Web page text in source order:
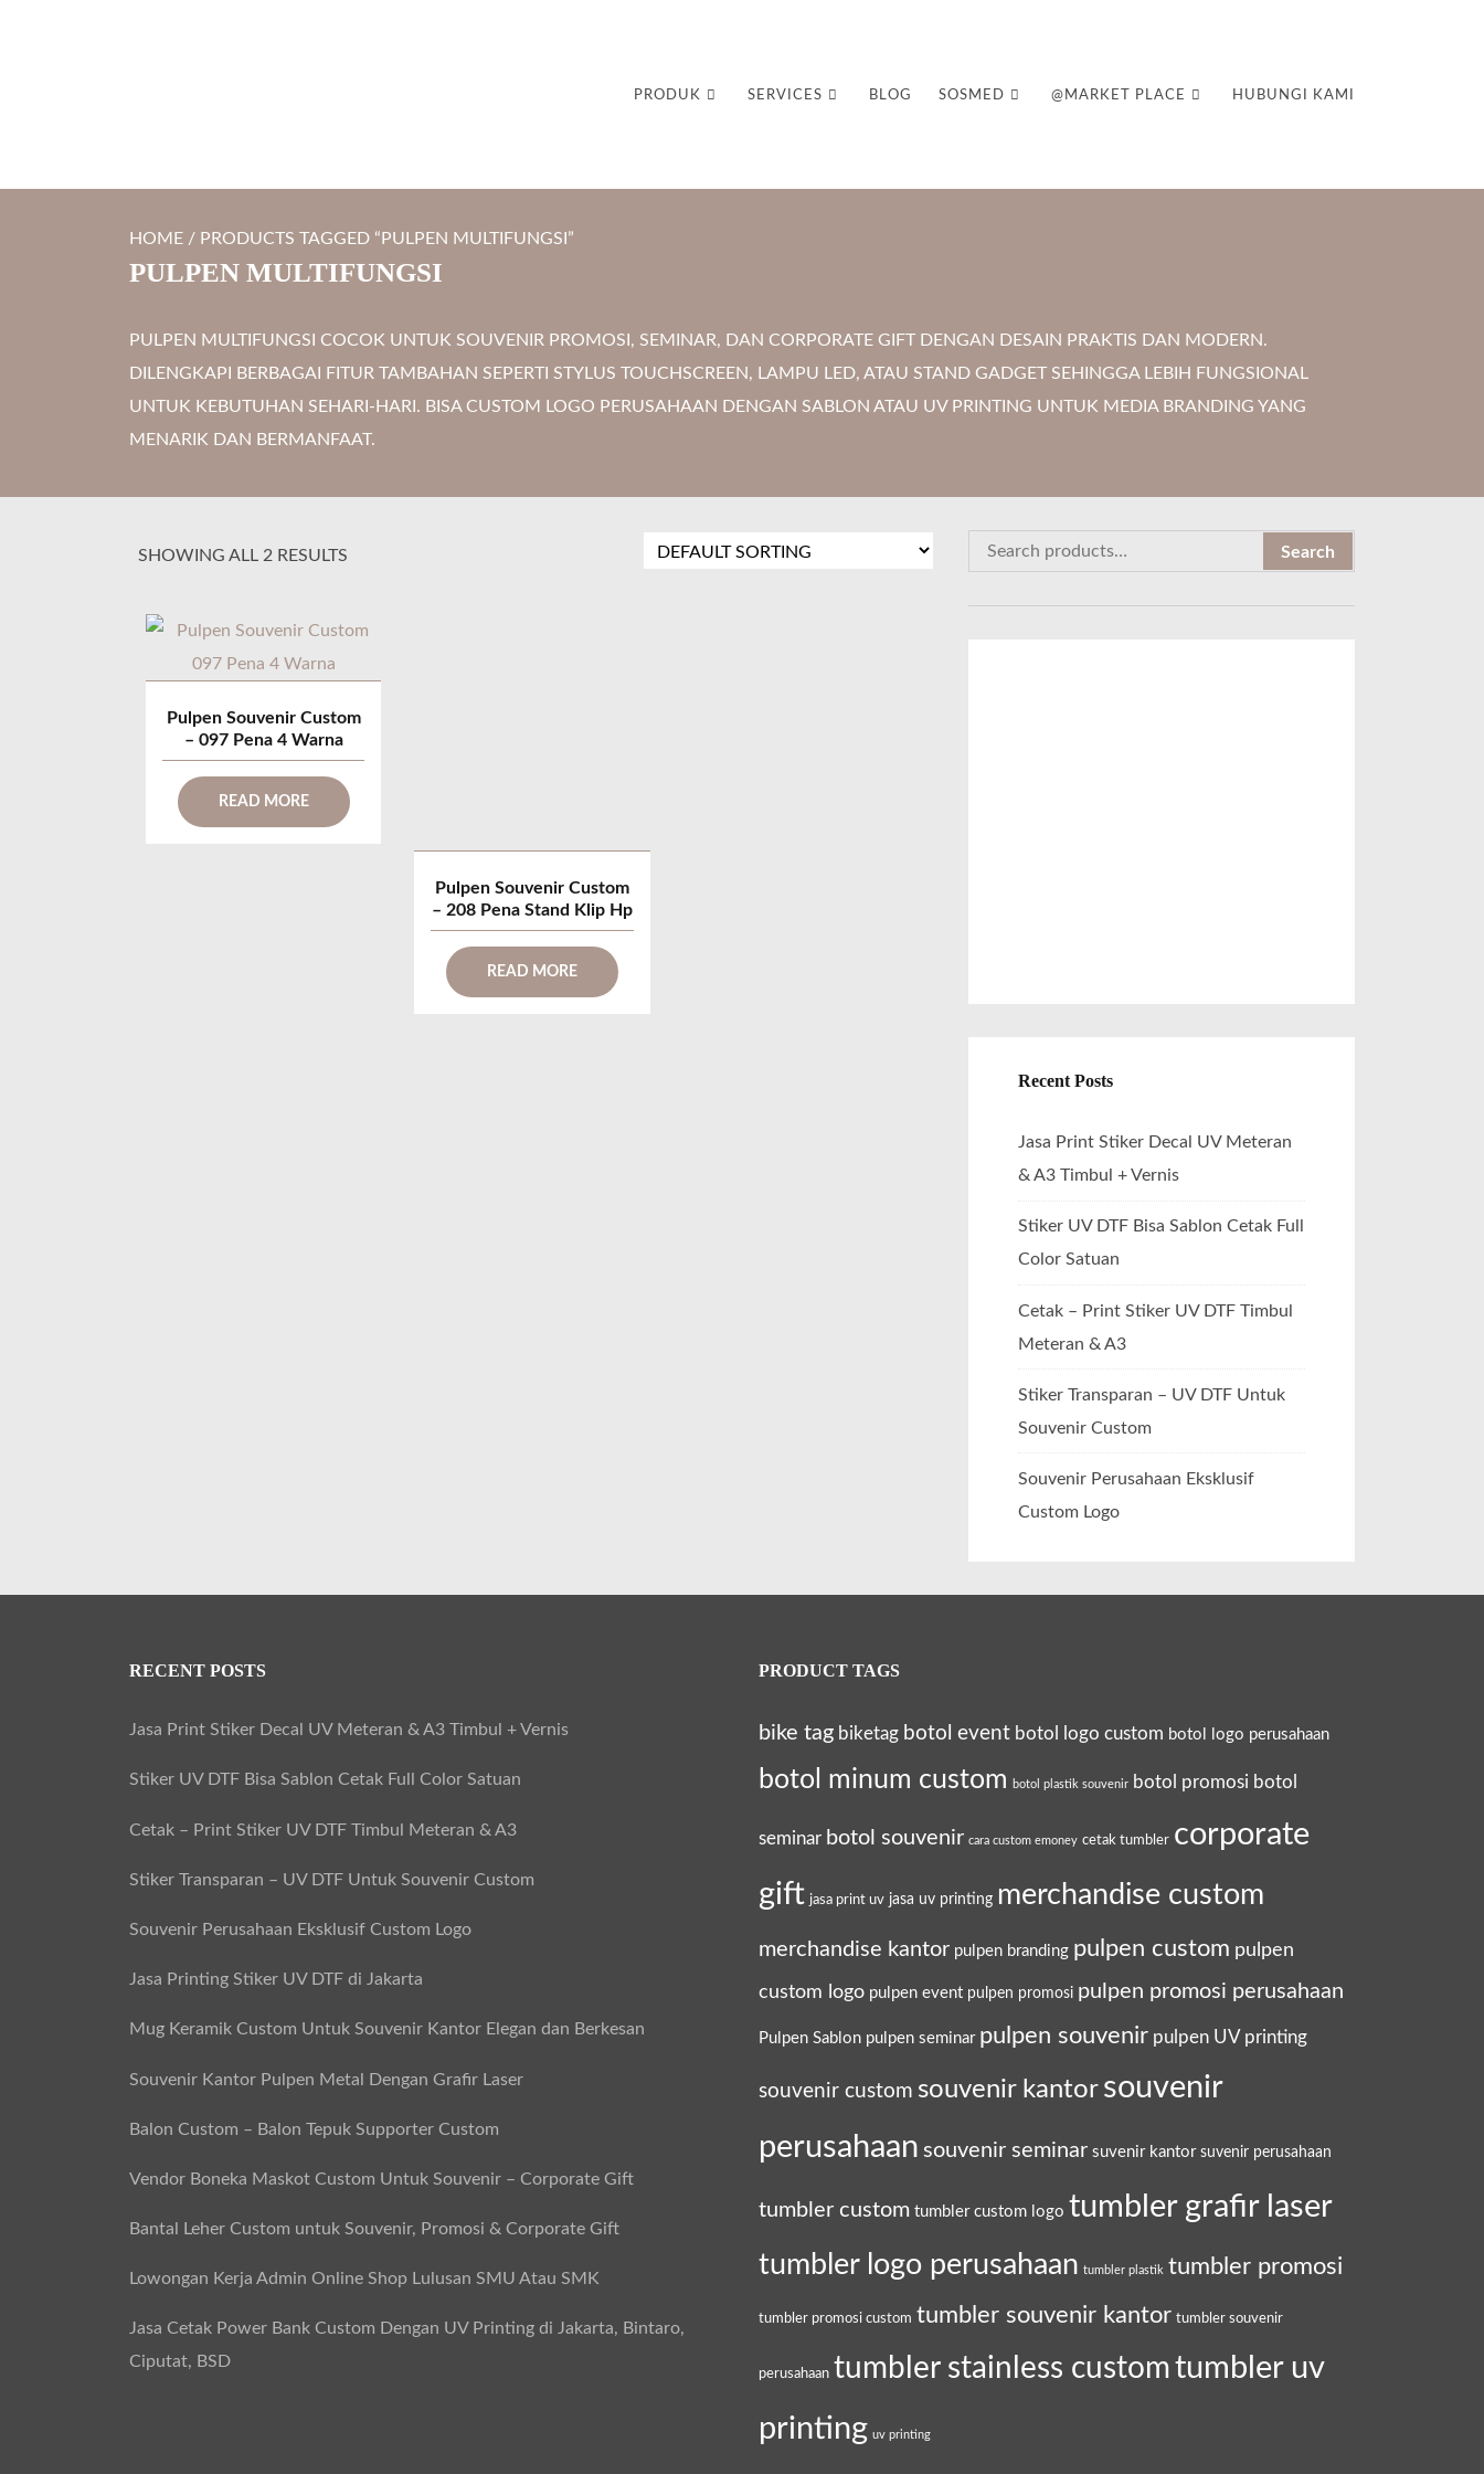
PRODUK SERVICES BLOG SOSMED @MARKET PLACE HUBUNGI KAMI
HOME / PRODUCTS TAGGED “PULPEN MULTIFUNGSI”
PULPEN MULTIFUNGSI
PULPEN MULTIFUNGSI COCOK UNTUK SOUVENIR PROMOSI, SEMINAR, DAN CORPORATE GIFT DENGAN DESAIN PRAKTIS DAN MODERN.
DILENGKAPI BERBAGAI FITUR TAMBAHAN SEPERTI STYLUS TOUCHSCREEN, LAMPU LED, ATAU STAND GADGET SEHINGGA LEBIH FUNGSIONAL
UNTUK KEBUTUHAN SEHARI-HARI. BISA CUSTOM LOGO PERUSAHAAN DENGAN SABLON ATAU UV PRINTING UNTUK MEDIA BRANDING YANG
MENARIK DAN BERMANFAAT.
SHOWING ALL 2 RESULTS
Pulpen Souvenir Custom
– 097 Pena 4 Warna
READ MORE
Pulpen Souvenir Custom
– 208 Pena Stand Klip Hp
READ MORE
a
Search
Recent Posts
Jasa Print Stiker Decal UV Meteran
& A3 Timbul + Vernis
Stiker UV DTF Bisa Sablon Cetak Full
Color Satuan
Cetak – Print Stiker UV DTF Timbul
Meteran & A3
Stiker Transparan – UV DTF Untuk
Souvenir Custom
Souvenir Perusahaan Eksklusif
Custom Logo
RECENT POSTS
Jasa Print Stiker Decal UV Meteran & A3 Timbul + Vernis
Stiker UV DTF Bisa Sablon Cetak Full Color Satuan
Cetak – Print Stiker UV DTF Timbul Meteran & A3
Stiker Transparan – UV DTF Untuk Souvenir Custom
Souvenir Perusahaan Eksklusif Custom Logo
Jasa Printing Stiker UV DTF di Jakarta
Mug Keramik Custom Untuk Souvenir Kantor Elegan dan Berkesan
Souvenir Kantor Pulpen Metal Dengan Grafir Laser
Balon Custom – Balon Tepuk Supporter Custom
Vendor Boneka Maskot Custom Untuk Souvenir – Corporate Gift
Bantal Leher Custom untuk Souvenir, Promosi & Corporate Gift
Lowongan Kerja Admin Online Shop Lulusan SMU Atau SMK
Jasa Cetak Power Bank Custom Dengan UV Printing di Jakarta, Bintaro,
Ciputat, BSD
PRODUCT TAGS
bike tag biketag botol event botol logo custom botol logo perusahaan
botol minum custom botol plastik souvenir botol promosi botol
seminar botol souvenir cara custom emoney cetak tumbler corporate
gift jasa print uv jasa uv printing merchandise custom
merchandise kantor pulpen branding pulpen custom pulpen
custom logo pulpen event pulpen promosi pulpen promosi perusahaan
Pulpen Sablon pulpen seminar pulpen souvenir pulpen UV printing
souvenir custom souvenir kantor souvenir
perusahaan souvenir seminar suvenir kantor suvenir perusahaan
tumbler custom tumbler custom logo tumbler grafir laser
tumbler logo perusahaan tumbler plastik tumbler promosi
tumbler promosi custom tumbler souvenir kantor tumbler souvenir
perusahaan tumbler stainless customtumbler uv
printing uv printing